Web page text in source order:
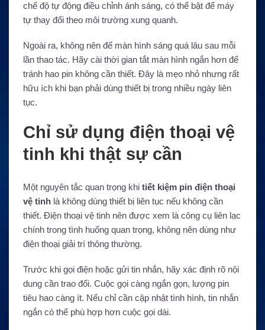
chế độ tự động điều chỉnh ánh sáng, có thể bật để máy
tự thay đổi theo môi trường xung quanh.
Ngoài ra, không nên để màn hình sáng quá lâu sau mỗi
lần thao tác. Hãy cài thời gian tắt màn hình ngắn hơn để
tránh hao pin không cần thiết. Đây là mẹo nhỏ nhưng rất
hữu ích khi bạn phải dùng thiết bị trong nhiều ngày liên
tục.
Chỉ sử dụng điện thoại vệ
tinh khi thật sự cần
Một nguyên tắc quan trọng khi tiết kiệm pin điện thoại
vệ tinh là không dùng thiết bị liên tục nếu không cần
thiết. Điện thoại vệ tinh nên được xem là công cụ liên lạc
chính trong tình huống quan trọng, không nên dùng như
điện thoại giải trí thông thường.
Trước khi gọi điện hoặc gửi tin nhắn, hãy xác định rõ nội
dung cần trao đổi. Cuộc gọi càng ngắn gọn, lượng pin
tiêu hao càng ít. Nếu chỉ cần cập nhật tình hình, tin nhắn
ngắn có thể phù hợp hơn cuộc gọi dài.